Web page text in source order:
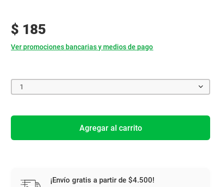
$ 185
Ver promociones bancarias y medios de pago
1
Agregar al carrito
¡Envío gratis a partir de $4.500!